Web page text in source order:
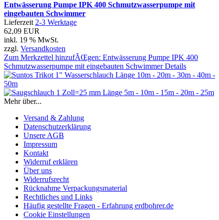
Entwässerung Pumpe IPK 400 Schmutzwasserpumpe mit
eingebauten Schwimmer
Lieferzeit 2-3 Werktage
62,09 EUR
inkl. 19 % MwSt.
zzgl. Versandkosten
Zum Merkzettel hinzufÃŒgen: Entwässerung Pumpe IPK 400
Schmutzwasserpumpe mit eingebauten Schwimmer Details
Mehr über...
Versand & Zahlung
Datenschutzerklärung
Unsere AGB
Impressum
Kontakt
Widerruf erklären
Über uns
Widerrufsrecht
Rücknahme Verpackungsmaterial
Rechtliches und Links
Häufig gestellte Fragen - Erfahrung erdbohrer.de
Cookie Einstellungen